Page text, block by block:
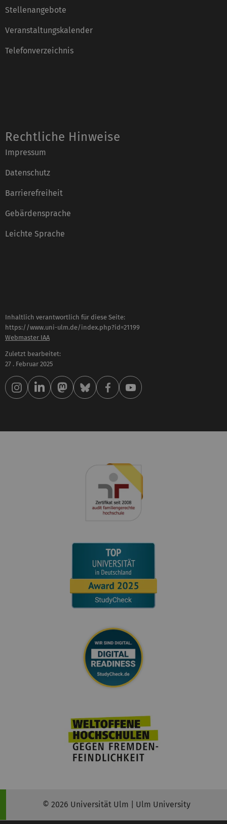
Stellenangebote
Veranstaltungskalender
Telefonverzeichnis
Rechtliche Hinweise
Impressum
Datenschutz
Barrierefreiheit
Gebärdensprache
Leichte Sprache
Inhaltlich verantwortlich für diese Seite:
https://www.uni-ulm.de/index.php?id=21199
Webmaster IAA
Zuletzt bearbeitet:
27 . Februar 2025
© 2026 Universität Ulm | Ulm University